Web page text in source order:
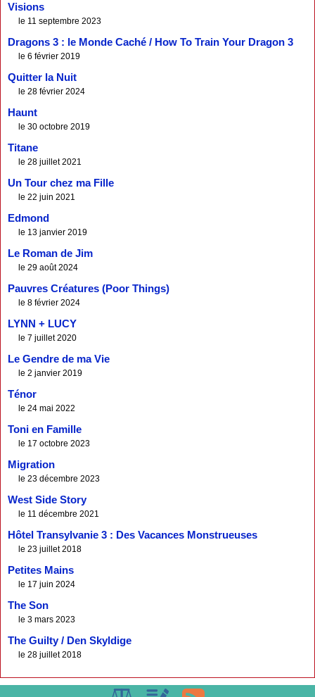
Visions
le 11 septembre 2023
Dragons 3 : le Monde Caché / How To Train Your Dragon 3
le 6 février 2019
Quitter la Nuit
le 28 février 2024
Haunt
le 30 octobre 2019
Titane
le 28 juillet 2021
Un Tour chez ma Fille
le 22 juin 2021
Edmond
le 13 janvier 2019
Le Roman de Jim
le 29 août 2024
Pauvres Créatures (Poor Things)
le 8 février 2024
LYNN + LUCY
le 7 juillet 2020
Le Gendre de ma Vie
le 2 janvier 2019
Ténor
le 24 mai 2022
Toni en Famille
le 17 octobre 2023
Migration
le 23 décembre 2023
West Side Story
le 11 décembre 2021
Hôtel Transylvanie 3 : Des Vacances Monstrueuses
le 23 juillet 2018
Petites Mains
le 17 juin 2024
The Son
le 3 mars 2023
The Guilty / Den Skyldige
le 28 juillet 2018